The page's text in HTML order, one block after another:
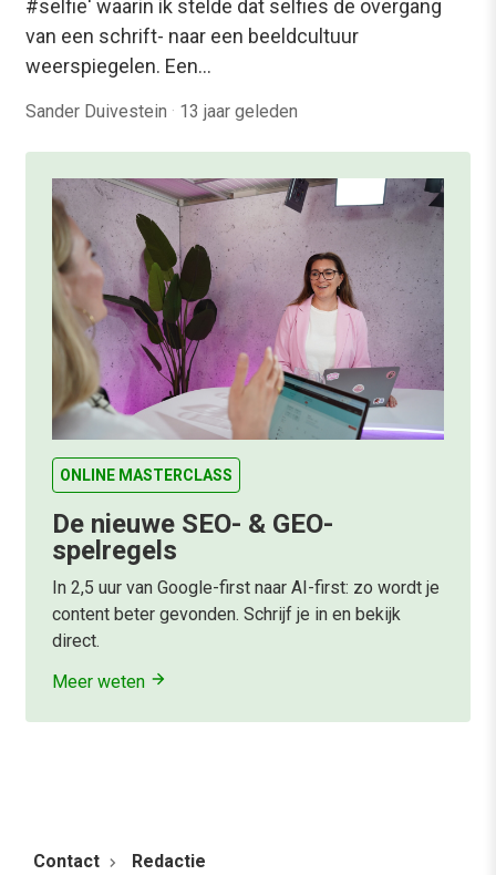
#selfie' waarin ik stelde dat selfies de overgang
van een schrift- naar een beeldcultuur
weerspiegelen. Een…
Sander Duivestein · 13 jaar geleden
ONLINE MASTERCLASS
De nieuwe SEO- & GEO-
spelregels
In 2,5 uur van Google-first naar AI-first: zo wordt je
content beter gevonden. Schrijf je in en bekijk
direct.
Meer weten
Contact Redactie